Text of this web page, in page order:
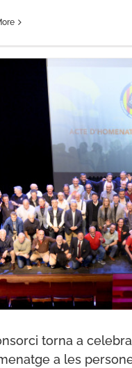
torna a
a les